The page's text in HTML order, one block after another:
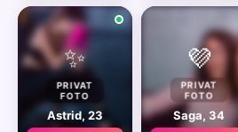
✨
PRIVAT
FOTO
Astrid, 23
💜
PRIVAT
FOTO
Saga, 34